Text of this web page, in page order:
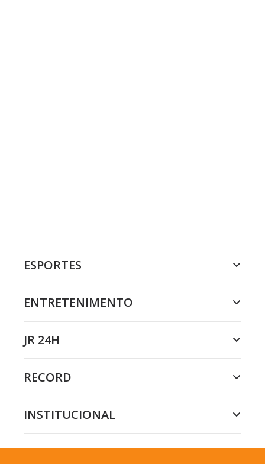
ESPORTES
ENTRETENIMENTO
JR 24H
RECORD
INSTITUCIONAL